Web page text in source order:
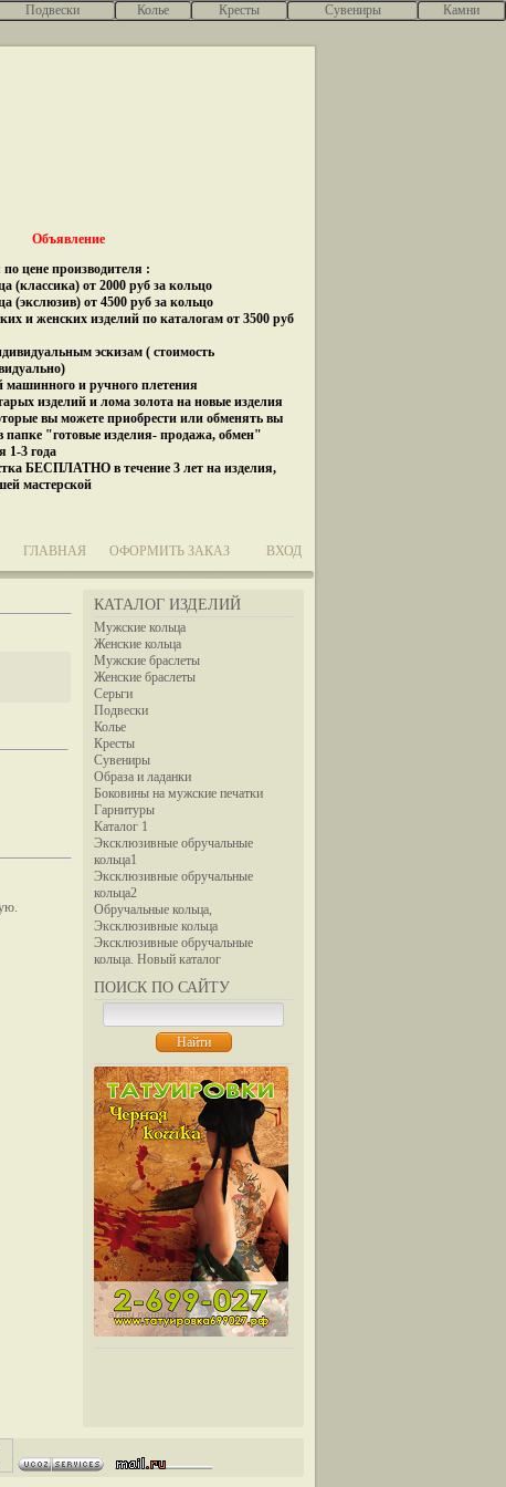
Подвески Колье Кресты Сувениры Камни
Объявление
цене производителя :
(классика) от 2000 руб за кольцо
(экслюзив) от 4500 руб за кольцо
и женских изделий по каталогам от 3500 руб
эскизам ( стоимость
машинного и ручного плетения
изделий и лома золота на новые изделия
вы можете приобрести или обменять вы
папке "готовые изделия- продажа, обмен"
1-3 года
БЕСПЛАТНО в течение 3 лет на изделия,
мастерской
ГЛАВНАЯ ОФОРМИТЬ ЗАКАЗ ВХОД
КАТАЛОГ ИЗДЕЛИЙ
Мужские кольца
Женские кольца
Мужские браслеты
Женские браслеты
Серьги
Подвески
Колье
Кресты
Сувениры
Образа и ладанки
Боковины на мужские печатки
Гарнитуры
Каталог 1
Эксклюзивные обручальные
кольца1
Эксклюзивные обручальные
кольца2
Обручальные кольца,
Эксклюзивные кольца
Эксклюзивные обручальные
кольца. Новый каталог
ПОИСК ПО САЙТУ